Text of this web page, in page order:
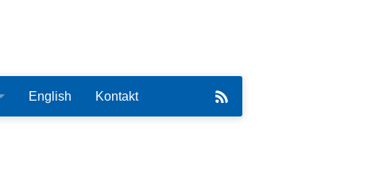
English Kontakt